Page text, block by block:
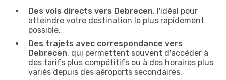
Des vols directs vers Debrecen, l'idéal pour
atteindre votre destination le plus rapidement
possible.
Des trajets avec correspondance vers
Debrecen, qui permettent souvent d'accéder à
des tarifs plus compétitifs ou à des horaires plus
variés depuis des aéroports secondaires.